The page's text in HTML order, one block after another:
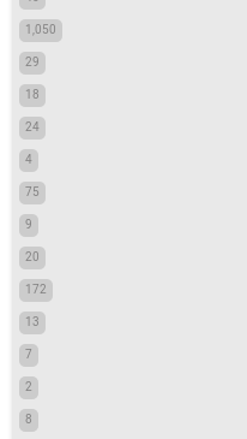
1,050
29
18
24
4
75
9
20
172
13
7
2
8